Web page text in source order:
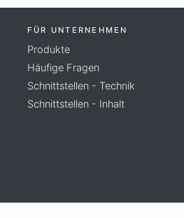
FÜR UNTERNEHMEN
Produkte
Häufige Fragen
Schnittstellen - Technik
Schnittstellen - Inhalt